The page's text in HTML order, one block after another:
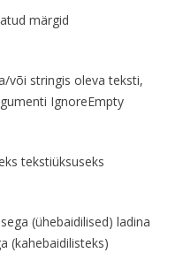
märgid
või stringis oleva teksti,
IgnoreEmpty
tekstiüksuseks
(ühebaidilised) ladina
(kahebaidilisteks)